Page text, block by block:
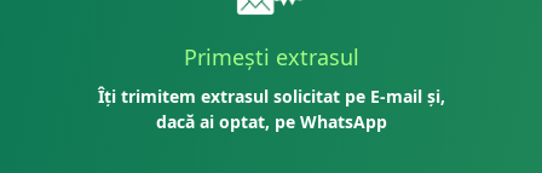
Primești extrasul
Îți trimitem extrasul solicitat pe E-mail și,
dacă ai optat, pe WhatsApp